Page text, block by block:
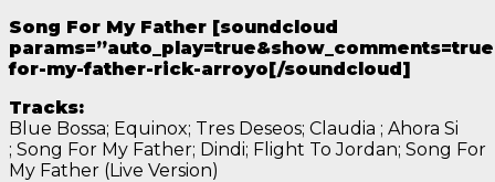
Song For My Father [soundcloud
for-my-father-rick-arroyo[/soundcloud]
Tracks:
Blue Bossa; Equinox; Tres Deseos; Claudia ; Ahora Si
; Song For My Father; Dindi; Flight To Jordan; Song For
My Father (Live Version)